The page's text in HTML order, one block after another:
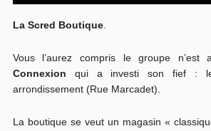
La Scred Boutique.
Vous l’aurez compris le groupe n’est
Connexion qui a investi son fief :
arrondissement (Rue Marcadet).
La boutique se veut un magasin «